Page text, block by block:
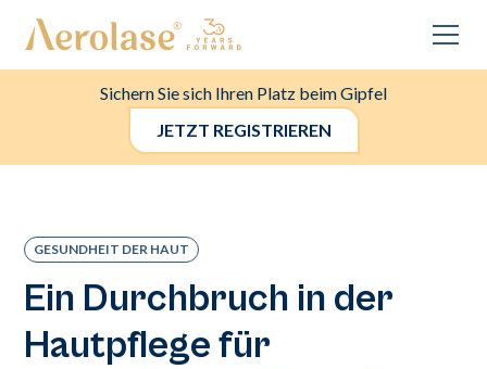
Sichern Sie sich Ihren Platz beim Gipfel
JETZT REGISTRIEREN
GESUNDHEIT DER HAUT
Ein Durchbruch in der
Hautpflege für